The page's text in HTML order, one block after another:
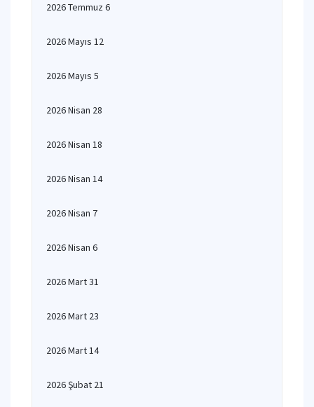
2026 Temmuz 6
2026 Mayıs 12
2026 Mayıs 5
2026 Nisan 28
2026 Nisan 18
2026 Nisan 14
2026 Nisan 7
2026 Nisan 6
2026 Mart 31
2026 Mart 23
2026 Mart 14
2026 Şubat 21